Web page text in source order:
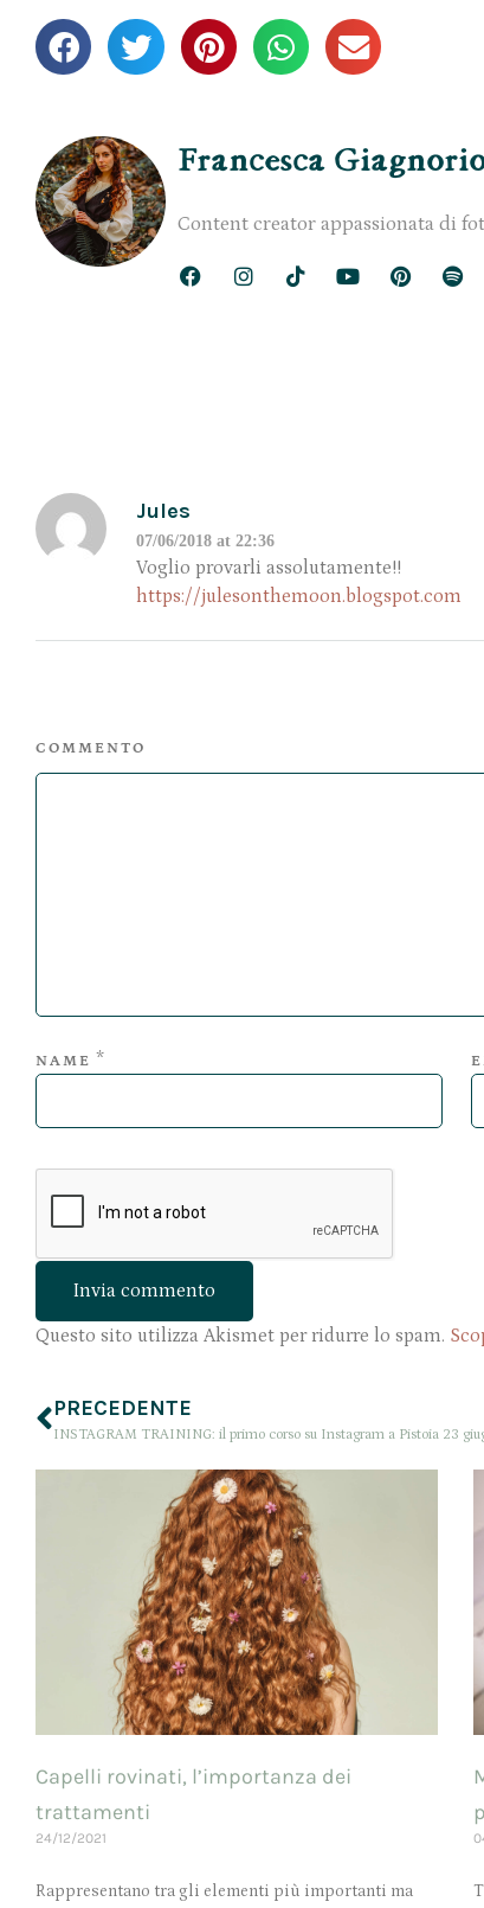
Francesca
Content creator appassionata di
Jules
07/06/2018 at 22:36
Voglio provarli assolutamente!!
https://julesonthemoon.blogspot.com
COMMENTO
NAME *
Questo sito utilizza Akismet per ridurre lo spam.
PRECEDENTE
INSTAGRAM TRAINING: il primo corso su Instagram a Pistoia 23
Capelli rovinati, l’importanza dei
trattamenti
24/12/2021
Rappresentano tra gli elementi più importanti ma